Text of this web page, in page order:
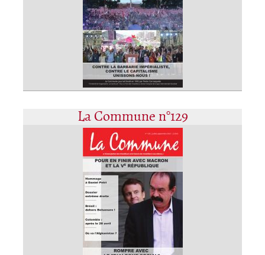
La Commune n°129